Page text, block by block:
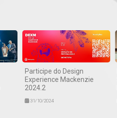
Participe do Design
Experience Mackenzie
2024.2
31/10/2024